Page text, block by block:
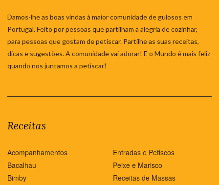
Damos-lhe as boas vindas à maior comunidade de gulosos em
Portugal. Feito por pessoas que partilham a alegria de cozinhar,
para pessoas que gostam de petiscar. Partilhe as suas receitas,
dicas e sugestões. A comunidade vai adorar! E o Mundo é mais feliz
quando nos juntamos a petiscar!
Receitas
Acompanhamentos
Bacalhau
Bimby
Entradas e Petiscos
Peixe e Marisco
Receitas de Massas